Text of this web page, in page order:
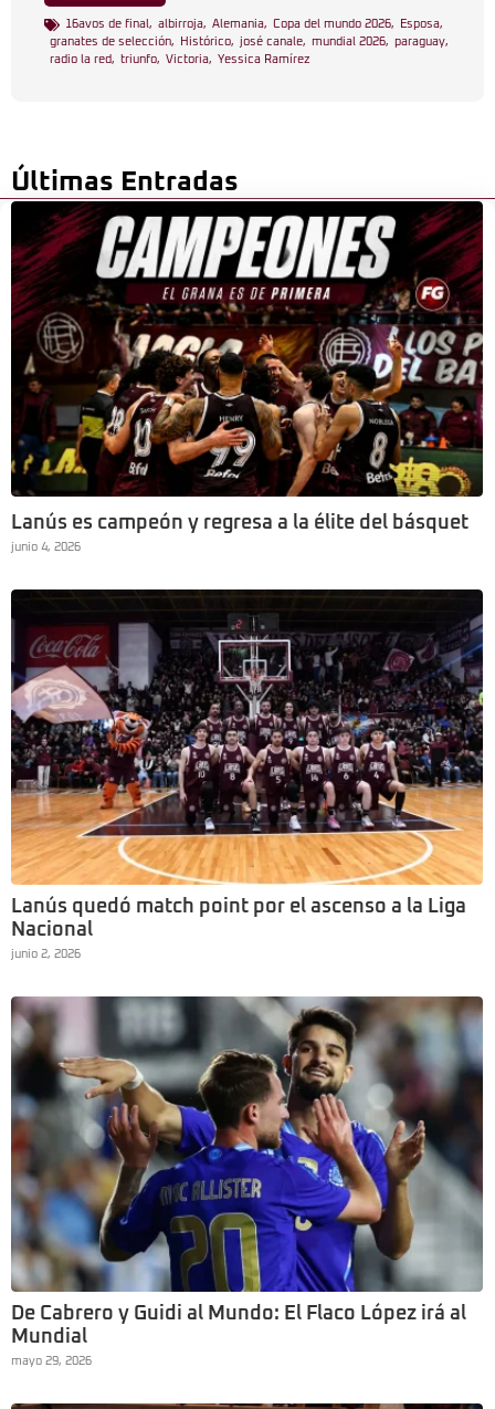
16avos de final , albirroja, Alemania, Copa del mundo 2026, Esposa,
granates de selección, Histórico, josé canale, mundial 2026, paraguay,
radio la red, triunfo, Victoria, Yessica Ramírez
Últimas Entradas
Lanús es campeón y regresa a la élite del básquet
junio 4, 2026
Lanús quedó match point por el ascenso a la Liga
Nacional
junio 2, 2026
De Cabrero y Guidi al Mundo: El Flaco López irá al
Mundial
mayo 29, 2026